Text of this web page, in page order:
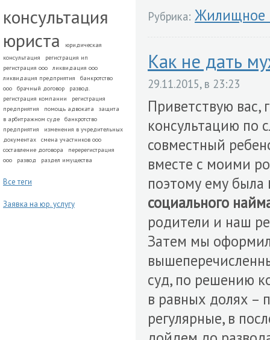
консультация
юриста
юридическая
консультация
регистрация ип
регистрация ооо
ликвидация ооо
ликвидация предприятия
банкротство
ооо
брачный договор
развод.
регистрация компании
регистрация
предприятия
помощь адвоката
защита
в арбитражном суде
банкротство
предприятия
изменения в учредительных
документах
смена участников ооо
составление договора
перерегистрация
ооо
развод раздел имущества
Все теги
Заявка на юр. услугу
Рубрика: Жилищное
Как не дать
29.11.2015, в 23:23
Приветствую вас,
консультацию по
совместный
вместе с моими
поэтому ему была
социального
родители и наш
Затем мы
суд, по решению
в равных долях –
регулярные, в